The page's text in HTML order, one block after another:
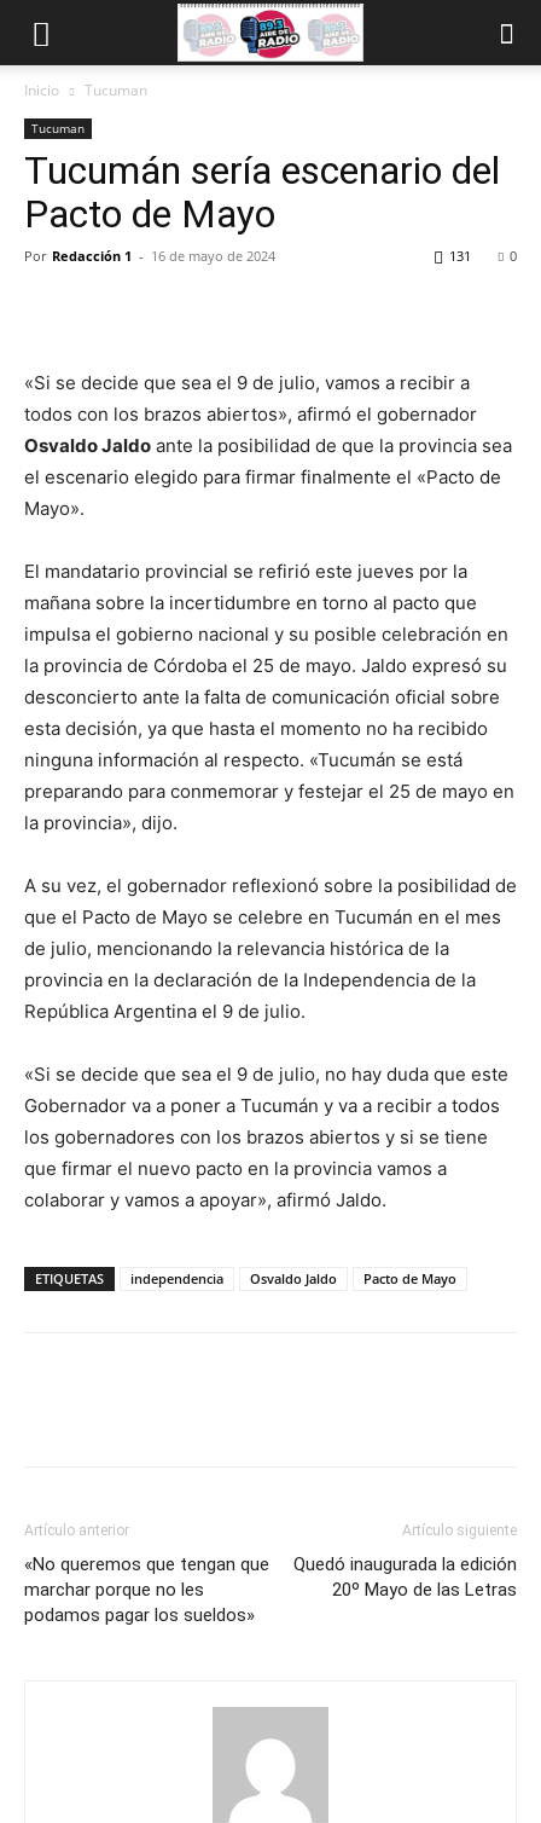
Inicio Tucuman
Tucuman
Tucumán sería escenario del
Pacto de Mayo
Por Redacción 1 - 16 de mayo de 2024 0
131
«Si se decide que sea el 9 de julio, vamos a recibir a
todos con los brazos abiertos», afirmó el gobernador
Osvaldo Jaldo ante la posibilidad de que la provincia sea
el escenario elegido para firmar finalmente el «Pacto de
Mayo».
El mandatario provincial se refirió este jueves por la
mañana sobre la incertidumbre en torno al pacto que
impulsa el gobierno nacional y su posible celebración en
la provincia de Córdoba el 25 de mayo. Jaldo expresó su
desconcierto ante la falta de comunicación oficial sobre
esta decisión, ya que hasta el momento no ha recibido
ninguna información al respecto. «Tucumán se está
preparando para conmemorar y festejar el 25 de mayo en
la provincia», dijo.
A su vez, el gobernador reflexionó sobre la posibilidad de
que el Pacto de Mayo se celebre en Tucumán en el mes
de julio, mencionando la relevancia histórica de la
provincia en la declaración de la Independencia de la
República Argentina el 9 de julio.
«Si se decide que sea el 9 de julio, no hay duda que este
Gobernador va a poner a Tucumán y va a recibir a todos
los gobernadores con los brazos abiertos y si se tiene
que firmar el nuevo pacto en la provincia vamos a
colaborar y vamos a apoyar», afirmó Jaldo.
ETIQUETAS independencia Osvaldo Jaldo Pacto de Mayo
Artículo anterior
«No queremos que tengan que
marchar porque no les
podamos pagar los sueldos»
Artículo siguiente
Quedó inaugurada la edición
20º Mayo de las Letras